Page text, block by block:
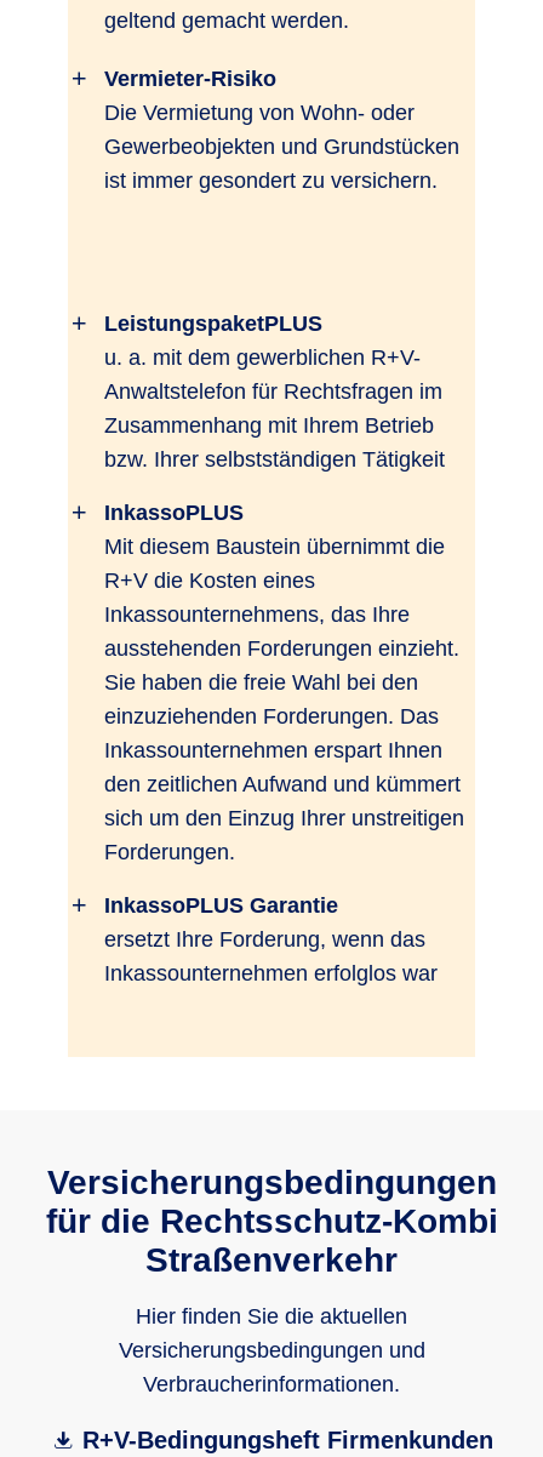
geltend gemacht werden.
Vermieter-Risiko
Die Vermietung von Wohn- oder
Gewerbeobjekten und Grundstücken
ist immer gesondert zu versichern.
LeistungspaketPLUS
u. a. mit dem gewerblichen R+V-
Anwaltstelefon für Rechtsfragen im
Zusammenhang mit Ihrem Betrieb
bzw. Ihrer selbstständigen Tätigkeit
InkassoPLUS
Mit diesem Baustein übernimmt die
R+V die Kosten eines
Inkassounternehmens, das Ihre
ausstehenden Forderungen einzieht.
Sie haben die freie Wahl bei den
einzuziehenden Forderungen. Das
Inkassounternehmen erspart Ihnen
den zeitlichen Aufwand und kümmert
sich um den Einzug Ihrer unstreitigen
Forderungen.
InkassoPLUS Garantie
ersetzt Ihre Forderung, wenn das
Inkassounternehmen erfolglos war
Versicherungsbedingungen
für die Rechts­schutz-Kombi
Straßenverkehr
Hier finden Sie die aktuellen
Versicherungsbedingungen und
Verbraucherinformationen.
R+V-Bedingungsheft Firmenkunden